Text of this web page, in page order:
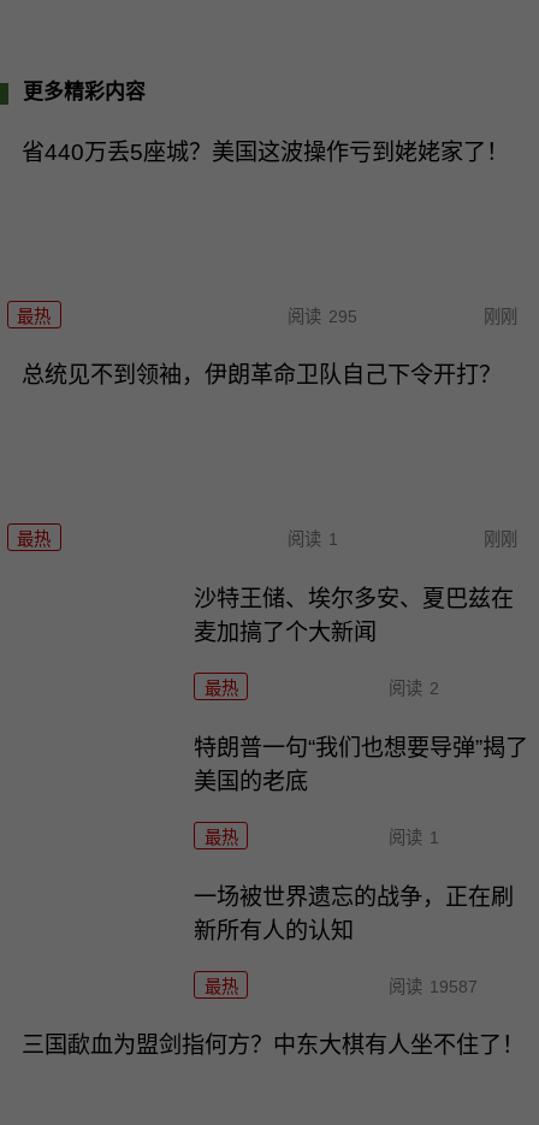
更多精彩内容
省440万丢5座城？美国这波操作亏到姥姥家了！
最热 阅读 295 刚刚
总统见不到领袖，伊朗革命卫队自己下令开打？
最热 阅读 1 刚刚
沙特王储、埃尔多安、夏巴兹在
麦加搞了个大新闻
最热 阅读 2
特朗普一句“我们也想要导弹”揭了
美国的老底
最热 阅读 1
一场被世界遗忘的战争，正在刷
新所有人的认知
最热 阅读 19587
三国歃血为盟剑指何方？中东大棋有人坐不住了！